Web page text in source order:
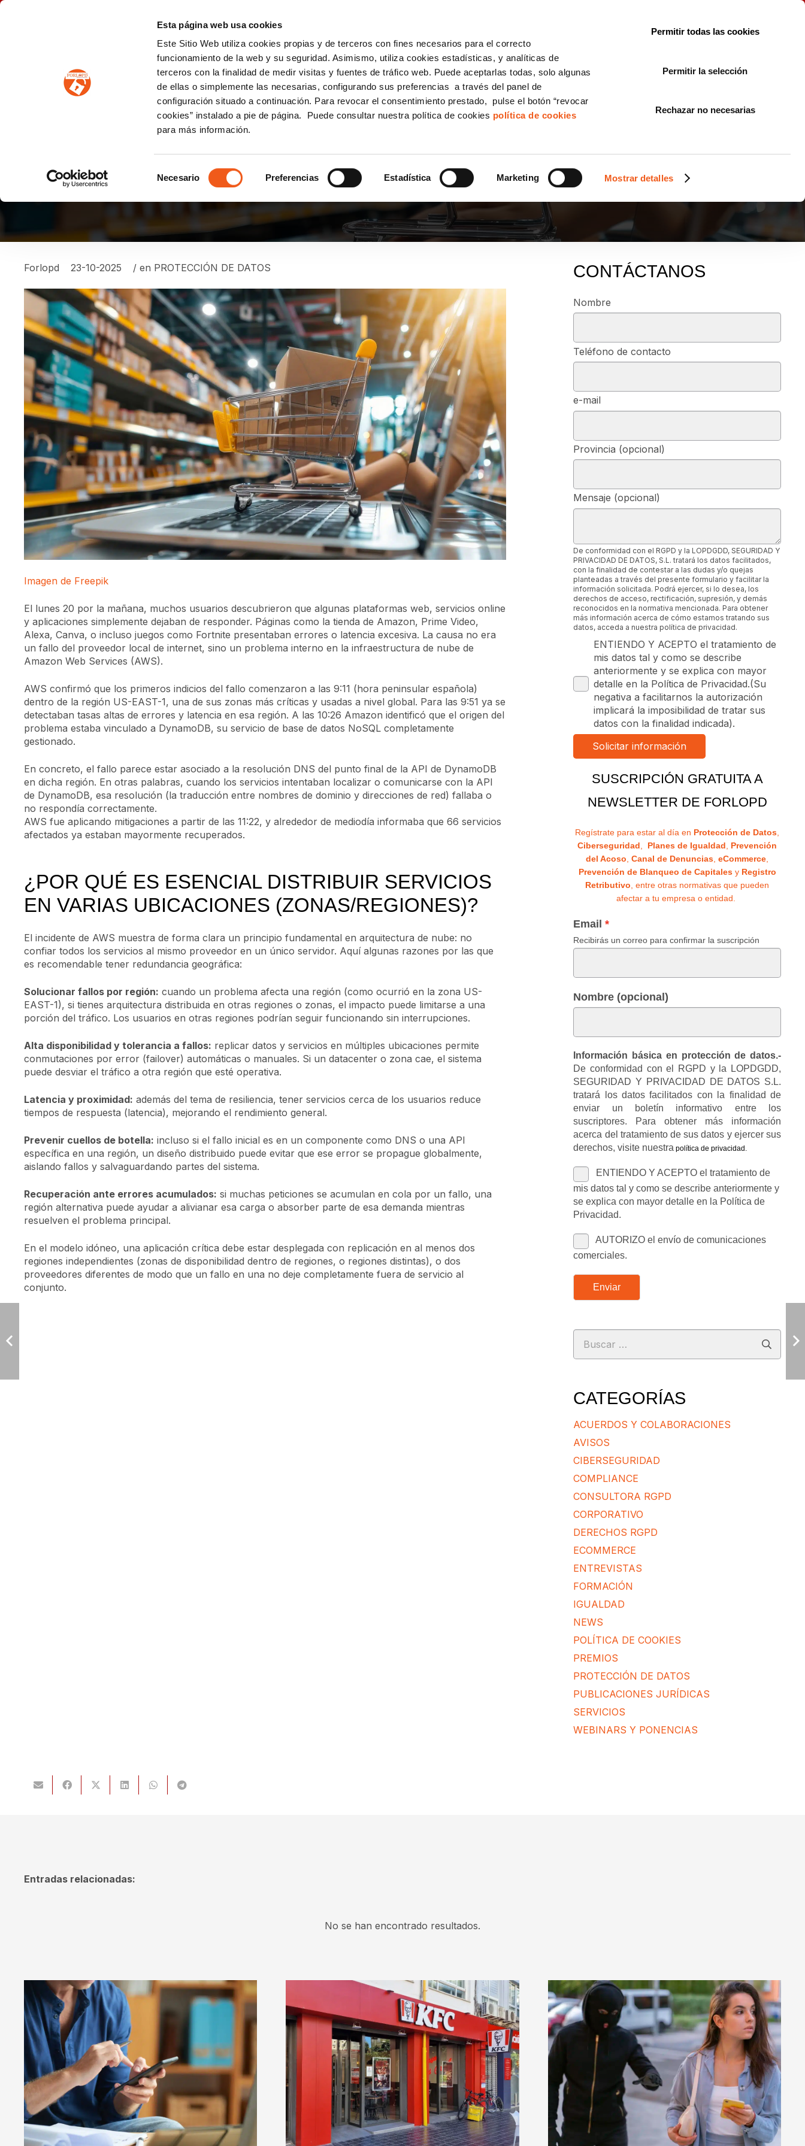
Esta página web usa cookies
Este Sitio Web utiliza cookies propias y de terceros con fines necesarios para el correcto
funcionamiento de la web y su seguridad. Asimismo, utiliza cookies estadísticas, y analíticas de
terceros con la finalidad de medir visitas y fuentes de tráfico web. Puede aceptarlas todas, solo algunas
de ellas o simplemente las necesarias, configurando sus preferencias a través del panel de
configuración situado a continuación. Para revocar el consentimiento prestado, pulse el botón “revocar
cookies” instalado a pie de página. Puede consultar nuestra política de cookies política de cookies
para más información.
de
Necesario Preferencias Estadística Marketing Mostrar detalles
Permitir todas las cookies
Permitir la selección
Rechazar no necesarias
PROTECCION DE DATOS IGUALDAD CONSULTORÍA ECOMMERCE LSSI CANAL DENUNCIAS
¿QUÉ CAUSÓ EL FALLO DE AMAZON AWS Y CÓMO SE PODRÍA
PREVENIR QUE AFECTASE A MI SISTEMA?
Forlopd 23-10-2025 / en PROTECCIÓN DE DATOS
Imagen de Freepik
El lunes 20 por la mañana, muchos usuarios descubrieron que algunas plataformas web, servicios online
y aplicaciones simplemente dejaban de responder. Páginas como la tienda de Amazon, Prime Video,
Alexa, Canva, o incluso juegos como Fortnite presentaban errores o latencia excesiva. La causa no era
un fallo del proveedor local de internet, sino un problema interno en la infraestructura de nube de
Amazon Web Services (AWS).
AWS confirmó que los primeros indicios del fallo comenzaron a las 9:11 (hora peninsular española)
dentro de la región US-EAST-1, una de sus zonas más críticas y usadas a nivel global. Para las 9:51 ya se
detectaban tasas altas de errores y latencia en esa región. A las 10:26 Amazon identificó que el origen del
problema estaba vinculado a DynamoDB, su servicio de base de datos NoSQL completamente
gestionado.
En concreto, el fallo parece estar asociado a la resolución DNS del punto final de la API de DynamoDB
en dicha región. En otras palabras, cuando los servicios intentaban localizar o comunicarse con la API
de DynamoDB, esa resolución (la traducción entre nombres de dominio y direcciones de red) fallaba o
no respondía correctamente.
AWS fue aplicando mitigaciones a partir de las 11:22, y alrededor de mediodía informaba que 66 servicios
afectados ya estaban mayormente recuperados.
¿POR QUÉ ES ESENCIAL DISTRIBUIR SERVICIOS
EN VARIAS UBICACIONES (ZONAS/REGIONES)?
El incidente de AWS muestra de forma clara un principio fundamental en arquitectura de nube: no
confiar todos los servicios al mismo proveedor en un único servidor. Aquí algunas razones por las que
es recomendable tener redundancia geográfica:
Solucionar fallos por región: cuando un problema afecta una región (como ocurrió en la zona US-
EAST-1), si tienes arquitectura distribuida en otras regiones o zonas, el impacto puede limitarse a una
porción del tráfico. Los usuarios en otras regiones podrían seguir funcionando sin interrupciones.
Alta disponibilidad y tolerancia a fallos: replicar datos y servicios en múltiples ubicaciones permite
conmutaciones por error (failover) automáticas o manuales. Si un datacenter o zona cae, el sistema
puede desviar el tráfico a otra región que esté operativa.
Latencia y proximidad: además del tema de resiliencia, tener servicios cerca de los usuarios reduce
tiempos de respuesta (latencia), mejorando el rendimiento general.
Prevenir cuellos de botella: incluso si el fallo inicial es en un componente como DNS o una API
específica en una región, un diseño distribuido puede evitar que ese error se propague globalmente,
aislando fallos y salvaguardando partes del sistema.
Recuperación ante errores acumulados: si muchas peticiones se acumulan en cola por un fallo, una
región alternativa puede ayudar a alivianar esa carga o absorber parte de esa demanda mientras
resuelven el problema principal.
En el modelo idóneo, una aplicación crítica debe estar desplegada con replicación en al menos dos
regiones independientes (zonas de disponibilidad dentro de regiones, o regiones distintas), o dos
proveedores diferentes de modo que un fallo en una no deje completamente fuera de servicio al
conjunto.
CONTÁCTANOS
Nombre
Teléfono de contacto
e-mail
Provincia (opcional)
Mensaje (opcional)
De conformidad con el RGPD y la LOPDGDD, SEGURIDAD Y
PRIVACIDAD DE DATOS, S.L. tratará los datos facilitados,
con la finalidad de contestar a las dudas y/o quejas
planteadas a través del presente formulario y facilitar la
información solicitada. Podrá ejercer, si lo desea, los
derechos de acceso, rectificación, supresión, y demás
reconocidos en la normativa mencionada. Para obtener
más información acerca de cómo estamos tratando sus
datos, acceda a nuestra política de privacidad.
ENTIENDO Y ACEPTO el tratamiento de
mis datos tal y como se describe
anteriormente y se explica con mayor
detalle en la Política de Privacidad.(Su
negativa a facilitarnos la autorización
implicará la imposibilidad de tratar sus
datos con la finalidad indicada).
SUSCRIPCIÓN GRATUITA A
NEWSLETTER DE FORLOPD
Regístrate para estar al día en Protección de Datos,
Ciberseguridad, Planes de Igualdad, Prevención
del Acoso,Canal de Denuncias, eCommerce,
Prevención de Blanqueo de Capitalesy Registro
Retributivo, entre otras normativas que pueden
afectar a tu empresa o entidad.
Email
Recibirás un correo para confirmar la suscripción
Nombre (opcional)
Información básica en protección de datos.-
De conformidad con el RGPD y la LOPDGDD,
SEGURIDAD Y PRIVACIDAD DE DATOS S.L.
tratará los datos facilitados con la finalidad de
enviar un boletín informativo entre los
suscriptores. Para obtener más información
acerca del tratamiento de sus datos y ejercer sus
derechos, visite nuestra política de privacidad .
ENTIENDO Y ACEPTO el tratamiento de
mis datos tal y como se describe anteriormente y
se explica con mayor detalle en la Política de
Privacidad.
AUTORIZO el envío de comunicaciones
comerciales.
Enviar
Buscar:
CATEGORÍAS
ACUERDOS Y COLABORACIONES
AVISOS
CIBERSEGURIDAD
COMPLIANCE
CONSULTORA RGPD
CORPORATIVO
DERECHOS RGPD
ECOMMERCE
ENTREVISTAS
FORMACIÓN
IGUALDAD
NEWS
POLÍTICA DE COOKIES
PREMIOS
PROTECCIÓN DE DATOS
PUBLICACIONES JURÍDICAS
SERVICIOS
WEBINARS Y PONENCIAS
Entradas relacionadas:
No se han encontrado resultados.